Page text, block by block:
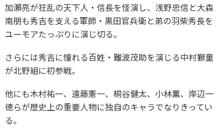
加瀬亮が狂乱の天下人・信長を怪演し、浅野忠信と大森
南朋も秀吉を支える軍師・黒田官兵衛と弟の羽柴秀長を
ユーモアたっぷりに演じ切る。
さらには秀吉に憧れる百姓・難波茂助を演じる中村獅童
が北野組に初参戦。
他にも木村祐一、遠藤憲一、桐谷健太、小林薫、岸辺一
徳らが歴史上の重要人物に独自のキャラでなりきってい
る。